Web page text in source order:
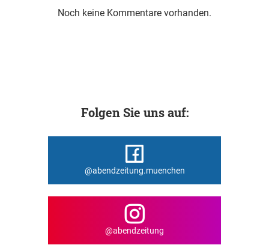
Noch keine Kommentare vorhanden.
Folgen Sie uns auf:
@abendzeitung.muenchen
@abendzeitung